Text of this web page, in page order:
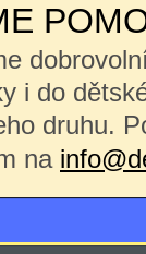
i do
druhu.
na